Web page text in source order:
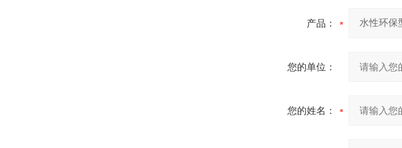
产品：
您的单位：
您的姓名：